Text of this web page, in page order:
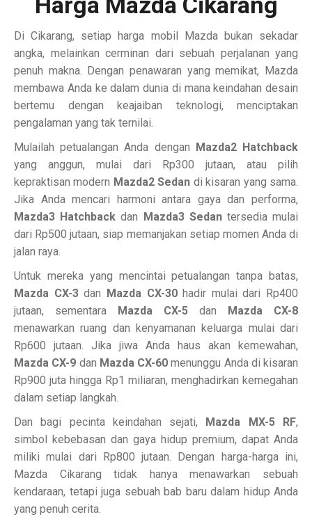
Di Cikarang, setiap harga mobil Mazda bukan sekadar
angka, melainkan cerminan dari sebuah perjalanan yang
penuh makna. Dengan penawaran yang memikat, Mazda
membawa Anda ke dalam dunia di mana keindahan desain
bertemu dengan keajaiban teknologi, menciptakan
pengalaman yang tak ternilai.
Mulailah petualangan Anda dengan Mazda2 Hatchback
yang anggun, mulai dari Rp300 jutaan, atau pilih
kepraktisan modern Mazda2 Sedan di kisaran yang sama.
Jika Anda mencari harmoni antara gaya dan performa,
Mazda3 Hatchback dan Mazda3 Sedantersedia mulai
dari Rp500 jutaan, siap memanjakan setiap momen Anda di
jalan raya.
Untuk mereka yang mencintai petualangan tanpa batas,
Mazda CX-3dan Mazda CX-30hadir mulai dari Rp400
jutaan, sementara Mazda CX-5 dan Mazda CX-8
menawarkan ruang dan kenyamanan keluarga mulai dari
Rp600 jutaan. Jika jiwa Anda haus akan kemewahan,
Mazda CX-9 dan Mazda CX-60 menunggu Anda di kisaran
Rp900 juta hingga Rp1 miliaran, menghadirkan kemegahan
dalam setiap langkah.
Dan bagi pecinta keindahan sejati, Mazda MX-5 RF,
simbol kebebasan dan gaya hidup premium, dapat Anda
miliki mulai dari Rp800 jutaan. Dengan harga-harga ini,
Mazda Cikarang tidak hanya menawarkan sebuah
kendaraan, tetapi juga sebuah bab baru dalam hidup Anda
yang penuh cerita.